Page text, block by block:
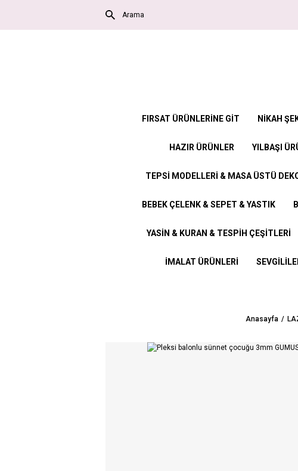
FIRSAT ÜRÜNLERİNE GİT NİKAH
HAZIR ÜRÜNLER YILBAŞI
TEPSİ MODELLERİ & MASA ÜSTÜ
BEBEK ÇELENK & SEPET & YASTIK
YASİN & KURAN & TESPİH ÇEŞİTLERİ
İMALAT ÜRÜNLERİ
Anasayfa